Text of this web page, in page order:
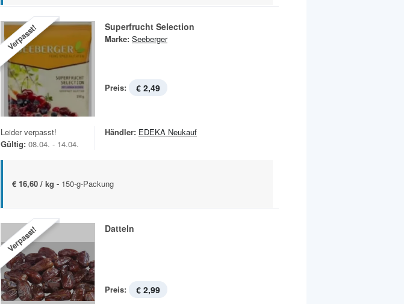
Verpasst! Superfrucht Selection
Marke: Seeberger
Preis: € 2,49
Leider verpasst!
Gültig: 08.04. - 14.04.
Händler: EDEKA Neukauf
€ 16,60 / kg - 150-g-Packung
Verpasst! Datteln
Preis: € 2,99